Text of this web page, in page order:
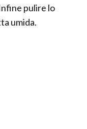
pulire lo
umida.